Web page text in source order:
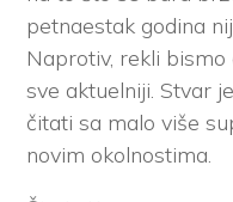
petnaestak godina
Naprotiv, rekli
sve aktuelniji. Stvar
čitati sa malo više
novim okolnostima.